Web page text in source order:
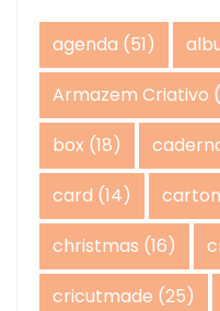
agenda (51)
Armazem Criativo
box (18)
card (14)
christmas (16)
cricutmade (25)